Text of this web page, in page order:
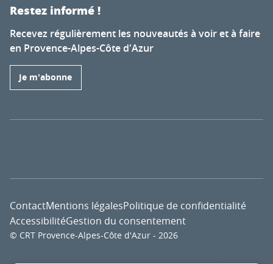
Restez informé !
Recevez régulièrement les nouveautés à voir et à faire
en Provence-Alpes-Côte d'Azur
Je m'abonne
© CRT Provence-Alpes-Côte d'Azur - 2026
ContactMentions légalesPolitique de confidentialité
AccessibilitéGestion du consentement